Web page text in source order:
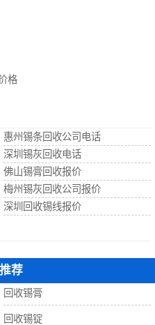
格
惠州锡条回收公司电话
深圳锡灰回收电话
佛山锡膏回收报价
梅州锡灰回收公司报价
深圳回收锡线报价
荐
回收锡膏
回收锡锭